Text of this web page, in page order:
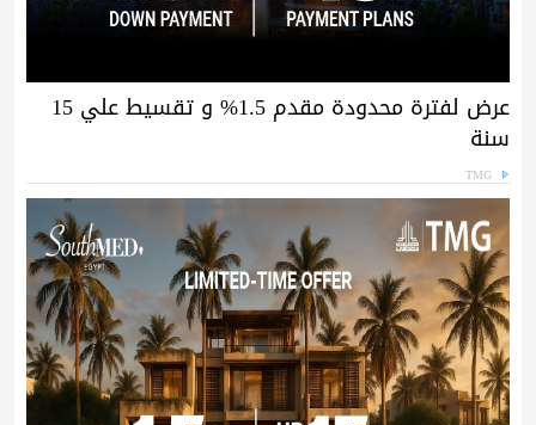
عرض لفترة محدودة مقدم 1.5% و تقسيط علي 15
سنة
TMG